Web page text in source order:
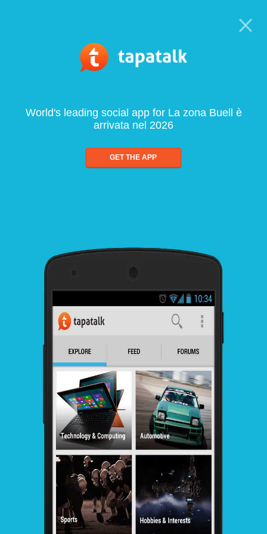
World's leading social app for La zona Buell è
arrivata nel 2026
GET THE APP